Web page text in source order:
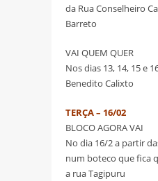
da Rua Conselheiro
Barreto
VAI QUEM QUER
Nos dias 13, 14, 15 e
Benedito Calixto
TERÇA – 16/02
BLOCO AGORA VAI
No dia 16/2 a partir
num boteco que fica
a rua Tagipuru